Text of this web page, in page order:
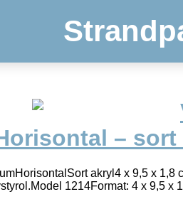
– sort
akryl4 x 9,5 x
1214Format: 4 x 9,5 x